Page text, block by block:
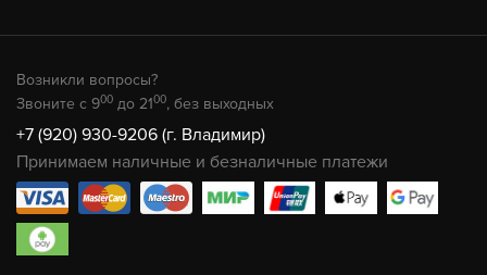
Возникли вопросы?
Звоните с 900 до 2100, без выходных
+7 (920) 930-9206 (г. Владимир)
Принимаем наличные и безналичные платежи